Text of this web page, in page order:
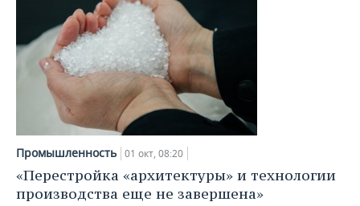
Промышленность 01 окт, 08:20
«Перестройка «архитектуры» и технологии
производства еще не завершена»